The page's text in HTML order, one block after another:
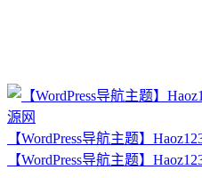
【WordPress导航主题】
【WordPress导航主题】